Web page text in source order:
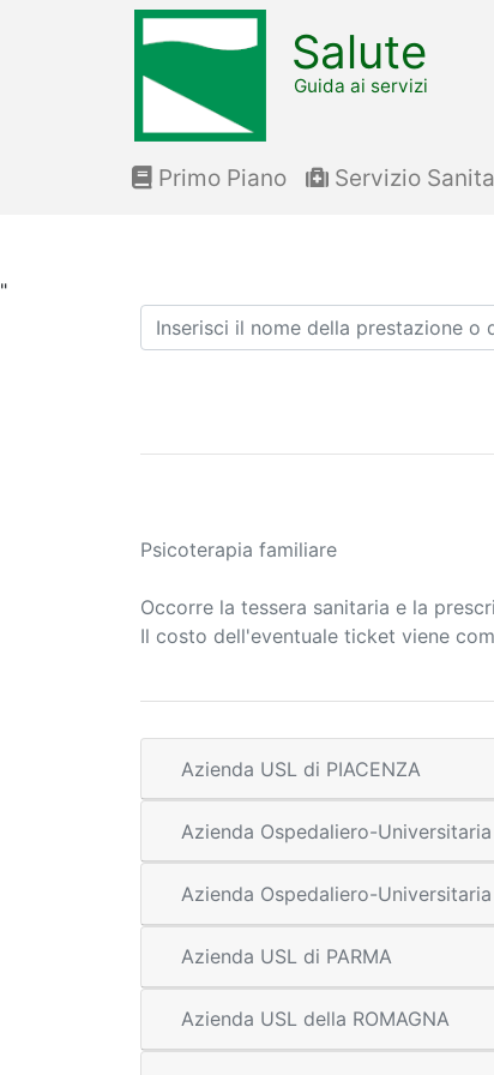
"
Salute
Guida ai servizi
Primo Piano Servizio
Ricerca
Psicoterapia familiare
Occorre la tessera sanitaria e la
Il costo dell'eventuale ticket viene
Azienda USL di PIACENZA
Azienda Ospedaliero-Universitaria
Azienda Ospedaliero-Universitaria
Azienda USL di PARMA
Azienda USL della ROMAGNA